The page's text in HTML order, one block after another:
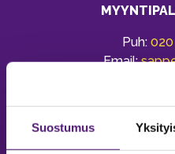
Suostumus
Puh:
Email: